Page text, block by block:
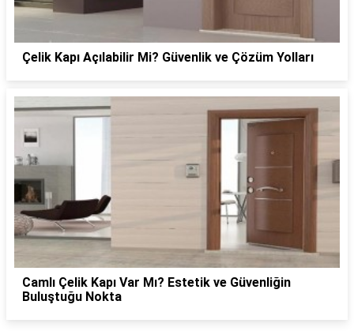
Çelik Kapı Açılabilir Mi? Güvenlik ve Çözüm Yolları
Camlı Çelik Kapı Var Mı? Estetik ve Güvenliğin
Buluştuğu Nokta